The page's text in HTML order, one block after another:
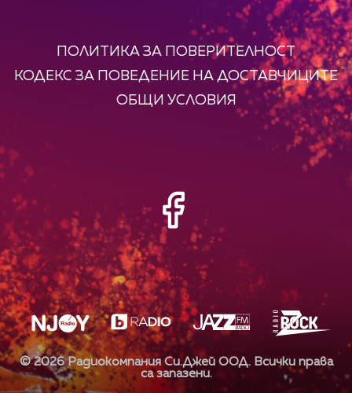
ПОЛИТИКА ЗА ПОВЕРИТЕЛНОСТ
КОДЕКС ЗА ПОВЕДЕНИЕ НА ДОСТАВЧИЦИТЕ
ОБЩИ УСЛОВИЯ
©2026Радиокомпания Си.Джей ООД. Всички права
са запазени.